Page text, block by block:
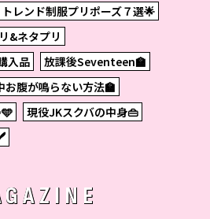
トレンド制服プリポーズ７選🌟
&ネタプリ
入品
放課後Seventeen🏫
お腹が鳴らない方法🏫
現役JKスクバの中身👜